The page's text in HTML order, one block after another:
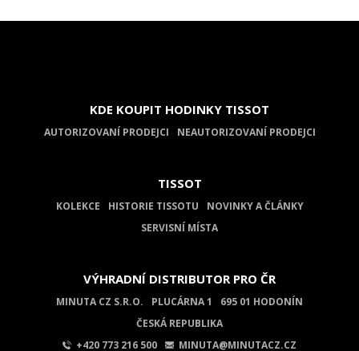
KDE KOUPIT HODINKY TISSOT
AUTORIZOVANÍ PRODEJCI NEAUTORIZOVANÍ PRODEJCI
TISSOT
KOLEKCE HISTORIE TISSOTU
NOVINKY A ČLÁNKY
SERVISNÍ MÍSTA
VÝHRADNÍ DISTRIBUTOR PRO ČR
MINUTA CZ S.R.O. PLUCÁRNA 1
695 01 HODONÍN
ČESKÁ REPUBLIKA
+420 773 216 500
MINUTA@MINUTACZ.CZ